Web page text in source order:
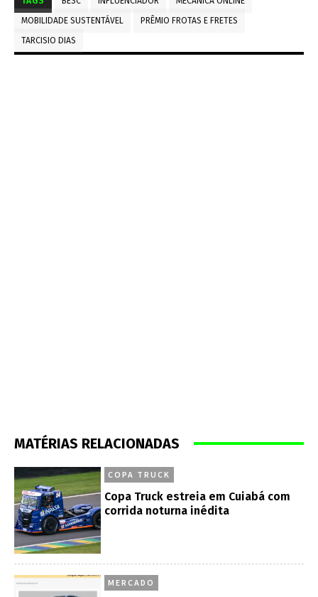
MOBILIDADE SUSTENTÁVEL
PRÊMIO FROTAS E FRETES
TARCISIO DIAS
MATÉRIAS RELACIONADAS
COPA TRUCK
Copa Truck estreia em Cuiabá com
corrida noturna inédita
MERCADO